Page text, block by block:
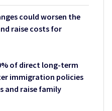
could worsen the
raise costs for
of direct long-term
immigration policies
and raise family